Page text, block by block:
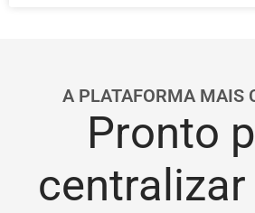
A PLATAFORMA MAIS
Pronto